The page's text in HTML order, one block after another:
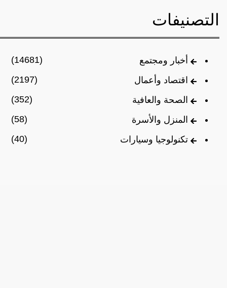
التصنيفات
أخبار ومجتمع
(14681)
اقتصاد وأعمال
(2197)
الصحة والعافية
(352)
المنزل والأسرة
(58)
تكنولوجيا وسيارات
(40)